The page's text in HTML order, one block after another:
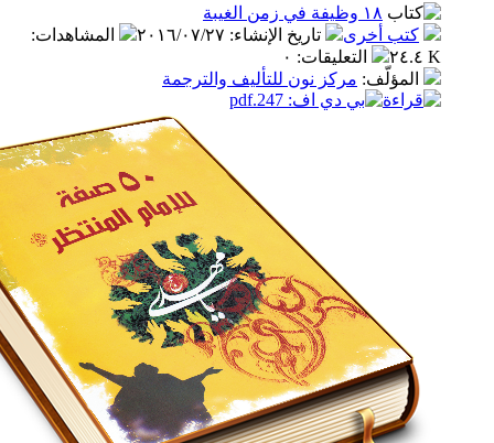
أخرى
تاريخ الإنشاء :٢٠١٦/٠٧/٢٧ المشاهدات:
التعليقات:٠
مركز نون للتأليف والترجمة